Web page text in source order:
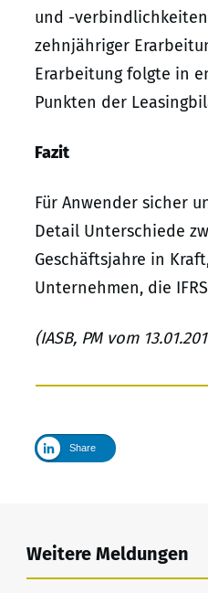
und -verbindlichkeiten
zehnjähriger
Erarbeitung folgte in
Punkten der
Fazit
Für Anwender sicher
Detail Unterschiede
Geschäftsjahre in
Unternehmen, die
(IASB, PM vom
Share
Weitere Meldungen